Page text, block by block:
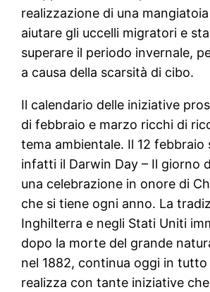
realizzazione di una
aiutare gli uccelli migratori e
superare il periodo invernale,
a causa della scarsità di cibo.
Il calendario delle iniziative
di febbraio e marzo ricchi di
tema ambientale. Il 12 febbraio
infatti il Darwin Day – Il giorno
una celebrazione in onore di
che si tiene ogni anno. La
Inghilterra e negli Stati Uniti
dopo la morte del grande
nel 1882, continua oggi in
realizza con tante iniziative